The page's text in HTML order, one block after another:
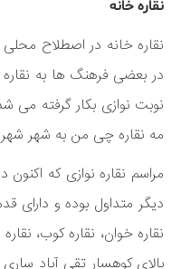
نقاره خانه
نقاره خانه در اصطلاح
در بعضی فرهنگ ها به
مه نقاره چی من به شهر
مراسم نقاره نوازی که
دیگر متداول بوده و دارای
نقاره خوان، نقاره کوب،
بالای کوهسار تقی آباد